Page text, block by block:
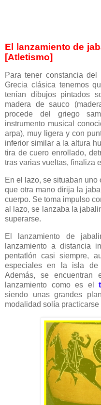
El lanzamiento de
[Atletismo]
Para tener constancia del
Grecia clásica tenemos
tenían dibujos pintados
madera de sauco
procede del griego
instrumento musical
arpa), muy ligera y con
inferior similar a la altura
tira de cuero enrollado,
tras varias vueltas, finaliza
En el lazo, se situaban uno
que otra mano dirija la
cuerpo. Se toma impulso
al lazo, se lanzaba la
superarse.
El lanzamiento de
lanzamiento a distancia
pentatlón casi siempre,
especiales en la isla de
Además, se encuentran
lanzamiento como es el
siendo unas grandes
modalidad solía